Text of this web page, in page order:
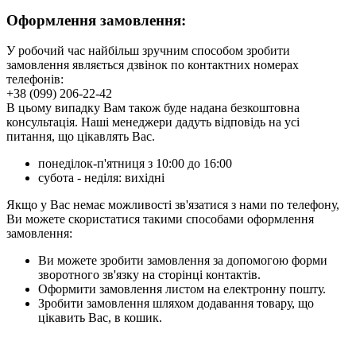
Оформлення замовлення:
У робочий час найбільш зручним способом зробити
замовлення являється дзвінок по контактних номерах
телефонів:
+38 (099) 206-22-42
В цьому випадку Вам також буде надана безкоштовна
консультація. Наші менеджери дадуть відповідь на усі
питання, що цікавлять Вас.
понеділок-п'ятниця з 10:00 до 16:00
субота - неділя: вихідні
Якщо у Вас немає можливості зв'язатися з нами по телефону,
Ви можете скористатися такими способами оформлення
замовлення:
Ви можете зробити замовлення за допомогою форми
зворотного зв'язку на сторінці контактів.
Оформити замовлення листом на електронну пошту.
Зробити замовлення шляхом додавання товару, що
цікавить Вас, в кошик.